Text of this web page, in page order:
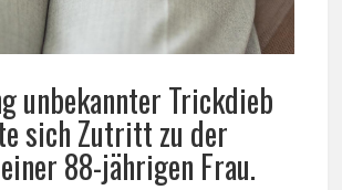
unbekannter Trickdieb
sich Zutritt zu der
88-jährigen Frau.